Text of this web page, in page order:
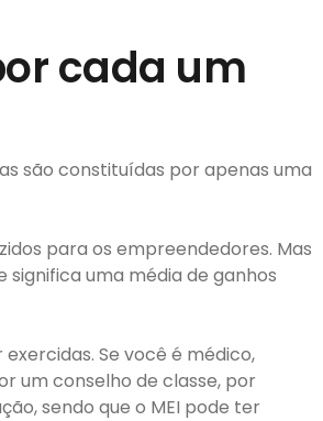
cada um
são constituídas por apenas uma
para os empreendedores. Mas
significa uma média de ganhos
Se você é médico,
um conselho de classe, por
sendo que o MEI pode ter